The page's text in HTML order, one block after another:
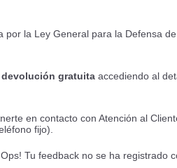
la Ley General para la Defensa
devolución gratuita accediendo al
en contacto con Atención al
fijo).
Tu feedback no se ha registrado